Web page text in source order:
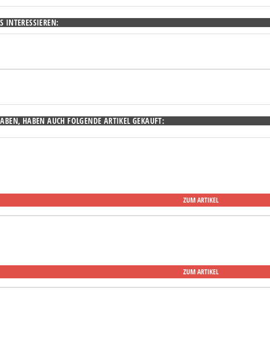
INTERESSIEREN:
HABEN AUCH FOLGENDE ARTIKEL GEKAUFT:
ZUM ARTIKEL
ZUM ARTIKEL